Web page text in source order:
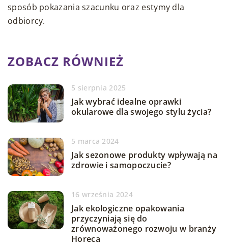
sposób pokazania szacunku oraz estymy dla
odbiorcy.
ZOBACZ RÓWNIEŻ
5 sierpnia 2025
Jak wybrać idealne oprawki
okularowe dla swojego stylu życia?
5 marca 2024
Jak sezonowe produkty wpływają na
zdrowie i samopoczucie?
16 września 2024
Jak ekologiczne opakowania
przyczyniają się do
zrównoważonego rozwoju w branży
Horeca